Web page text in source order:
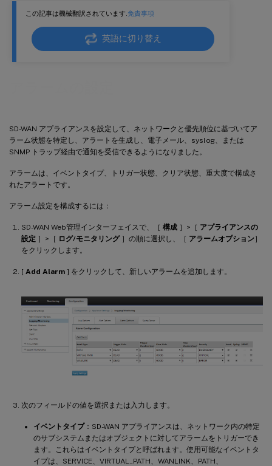
この記事は機械翻訳されています.免責事項
英語に切り替え
SD-WAN アプライアンスを設定して、ネットワークと優先順位に基づいてア
ラーム状態を特定し、アラートを生成し、電子メール、syslog、または
SNMP トラップ経由で通知を受信できるようになりました。
アラームは、イベントタイプ、トリガー状態、クリア状態、重大度で構成さ
れたアラートです。
アラーム設定を構成するには：
SD-WAN Web管理インターフェイスで、［ 構成 ］>［ アプライアンスの
設定 ］>［ ログ/モニタリング］の順に選択し、［ アラームオプション］
をクリックします。
[ Add Alarm ] をクリックして、新しいアラームを追加します。
次のフィールドの値を選択または入力します。
イベントタイプ：SD-WAN アプライアンスは、ネットワーク内の特定
のサブシステムまたはオブジェクトに対してアラームをトリガーでき
ます。これらはイベントタイプと呼ばれます。使用可能なイベントタ
イプは、SERVICE、VIRTUAL_PATH、WANLINK、PATH、